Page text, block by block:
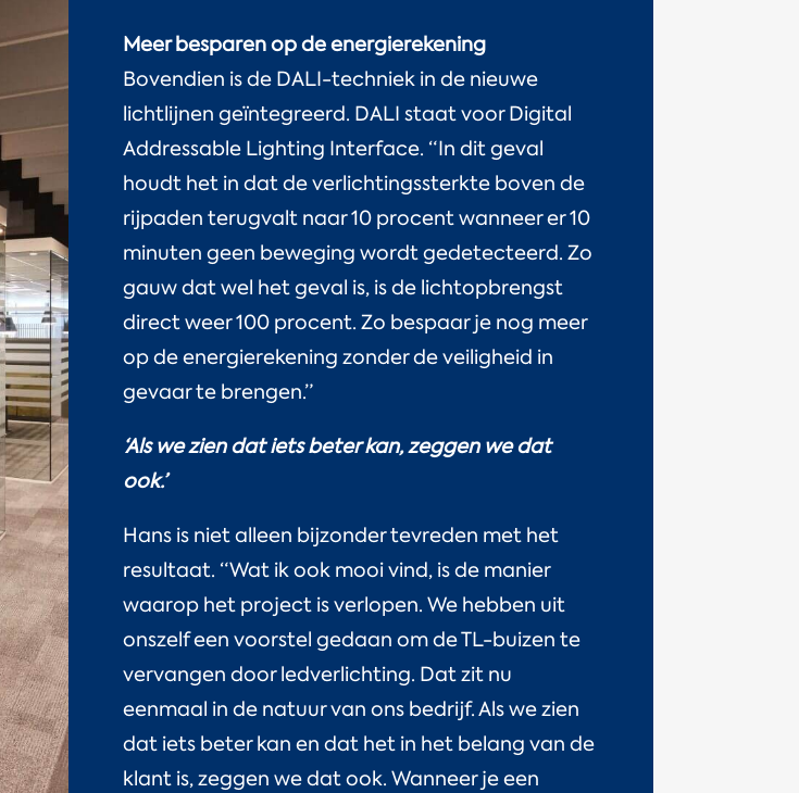
Meer besparen op de energierekening
Bovendien is de DALI-techniek in de nieuwe
lichtlijnen geïntegreerd. DALI staat voor Digital
Addressable Lighting Interface. “In dit geval
houdt het in dat de verlichtingssterkte boven de
rijpaden terugvalt naar 10 procent wanneer er 10
minuten geen beweging wordt gedetecteerd. Zo
gauw dat wel het geval is, is de lichtopbrengst
direct weer 100 procent. Zo bespaar je nog meer
op de energierekening zonder de veiligheid in
gevaar te brengen.”
‘Als we zien dat iets beter kan, zeggen we dat
ook.’
Hans is niet alleen bijzonder tevreden met het
resultaat. “Wat ik ook mooi vind, is de manier
waarop het project is verlopen. We hebben uit
onszelf een voorstel gedaan om de TL-buizen te
vervangen door ledverlichting. Dat zit nu
eenmaal in de natuur van ons bedrijf. Als we zien
dat iets beter kan en dat het in het belang van de
klant is, zeggen we dat ook. Wanneer je een